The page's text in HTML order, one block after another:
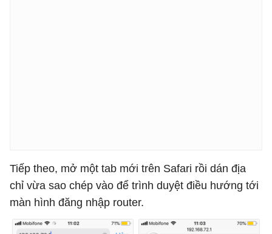
Tiếp theo, mở một tab mới trên Safari rồi dán địa
chỉ vừa sao chép vào để trình duyệt điều hướng tới
màn hình đăng nhập router.